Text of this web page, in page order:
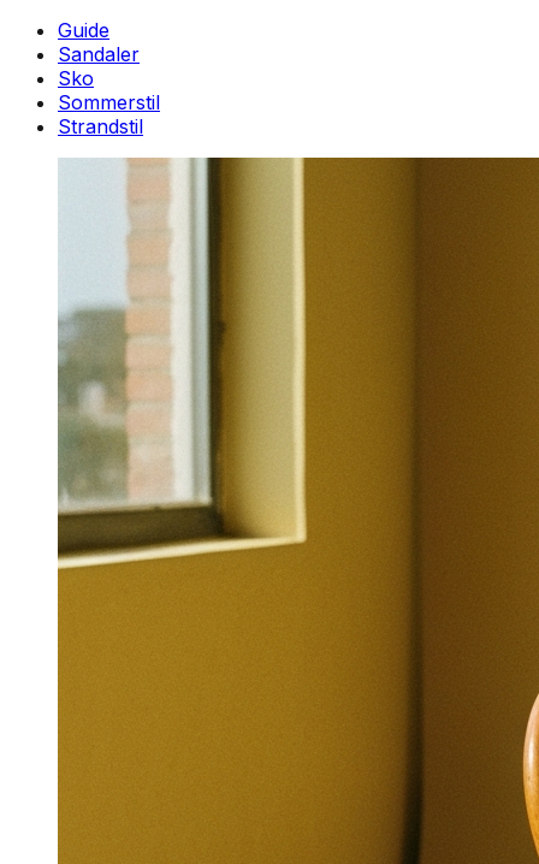
Guide
Sandaler
Sko
Sommerstil
Strandstil